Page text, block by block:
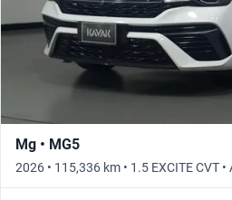
Mg • MG5
2026 • 115,336 km • 1.5 EXCITE CVT